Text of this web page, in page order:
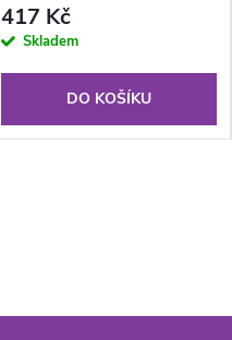
417 Kč
Skladem
DO KOŠÍKU